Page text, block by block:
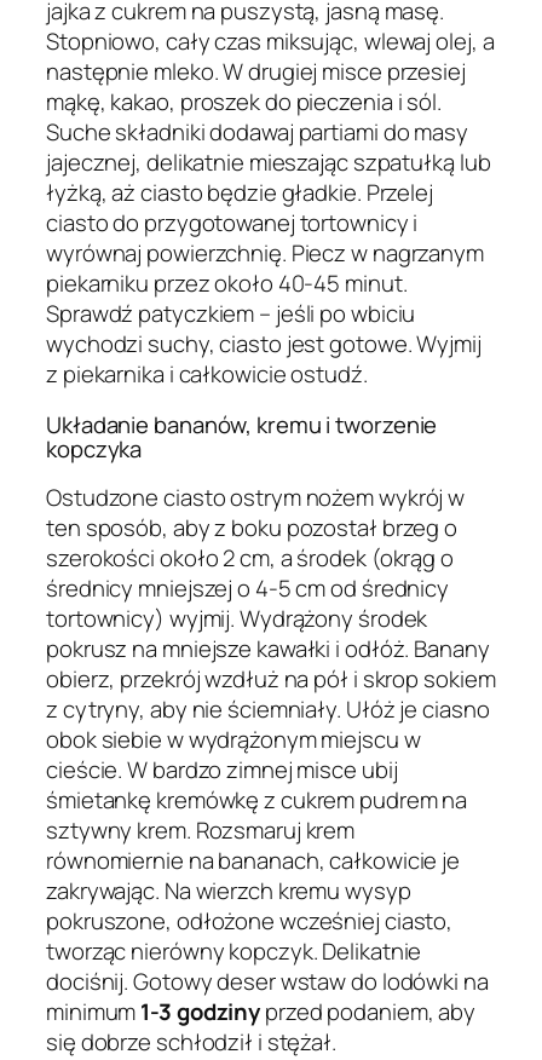
jajka z cukrem na puszystą, jasną masę.
Stopniowo, cały czas miksując, wlewaj olej, a
następnie mleko. W drugiej misce przesiej
mąkę, kakao, proszek do pieczenia i sól.
Suche składniki dodawaj partiami do masy
jajecznej, delikatnie mieszając szpatułką lub
łyżką, aż ciasto będzie gładkie. Przelej
ciasto do przygotowanej tortownicy i
wyrównaj powierzchnię. Piecz w nagrzanym
piekarniku przez około 40-45 minut.
Sprawdź patyczkiem – jeśli po wbiciu
wychodzi suchy, ciasto jest gotowe. Wyjmij
z piekarnika i całkowicie ostudź.
Układanie bananów, kremu i tworzenie
kopczyka
Ostudzone ciasto ostrym nożem wykrój w
ten sposób, aby z boku pozostał brzeg o
szerokości około 2 cm, a środek (okrąg o
średnicy mniejszej o 4-5 cm od średnicy
tortownicy) wyjmij. Wydrążony środek
pokrusz na mniejsze kawałki i odłóż. Banany
obierz, przekrój wzdłuż na pół i skrop sokiem
z cytryny, aby nie ściemniały. Ułóż je ciasno
obok siebie w wydrążonym miejscu w
cieście. W bardzo zimnej misce ubij
śmietankę kremówkę z cukrem pudrem na
sztywny krem. Rozsmaruj krem
równomiernie na bananach, całkowicie je
zakrywając. Na wierzch kremu wysyp
pokruszone, odłożone wcześniej ciasto,
tworząc nierówny kopczyk. Delikatnie
dociśnij. Gotowy deser wstaw do lodówki na
minimum1-3 godzinyprzed podaniem, aby
się dobrze schłodził i stężał.